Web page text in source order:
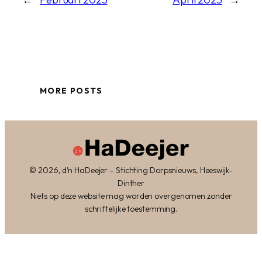
MORE POSTS
© 2026, d’n HaDeejer – Stichting Dorpsnieuws, Heeswijk-
Dinther
Niets op deze website mag worden overgenomen zonder
schriftelijke toestemming.